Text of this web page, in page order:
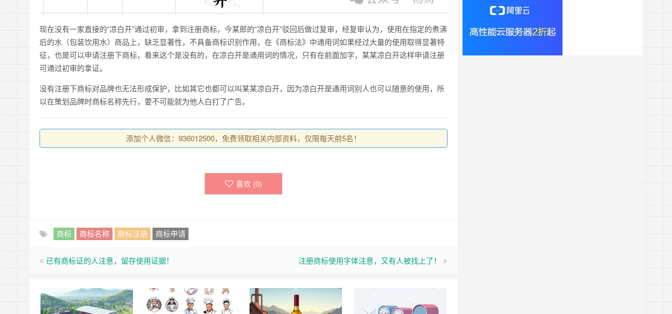
现在没有一家直接的“凉白开”通过初审，拿到注册商标，今某郎的“凉白开”驳回后做过复审，经复审认为，使用在指定的煮沸
后的水（包装饮用水）商品上，缺乏显著性，不具备商标识别作用，在《商标法》中通用词如果经过大量的使用取得显著特
征，也是可以申请注册下商标，看来这个是没有的，在凉白开是通用词的情况，只有在前面加字，某某凉白开这样申请注册
可通过初审的拿证。
没有注册下商标对品牌也无法形成保护，比如其它也都可以叫某某凉白开，因为凉白开是通用词别人也可以随意的使用，所
以在策划品牌时商标名称先行，要不可能就为他人白打了广告。
添加个人微信：936012500，免费领取相关内部资料，仅限每天前5名！
喜欢 (0)
商标 商标名称 商标注册 商标申请
已有商标证的人注意，留存使用证据！ 注册商标使用字体注意，又有人被找上了！